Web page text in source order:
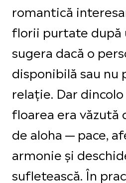
romantică
florii purtate după
sugera dacă o
disponibilă sau nu
relație. Dar
floarea era văzută
de aloha — pace,
armonie și
sufletească. În